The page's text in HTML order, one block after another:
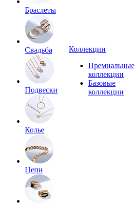
Браслеты
Свадьба
Подвески
Колье
Цепи
Коллекции
Премиальные
коллекции
Базовые
коллекции